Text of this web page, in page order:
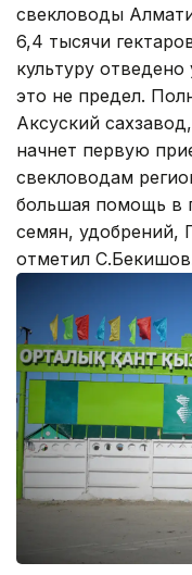
свекловоды
6,4 тысячи
культуру
это не предел.
Аксуский
начнет первую
свекловодам
большая помощь в
семян, удобрений,
отметил